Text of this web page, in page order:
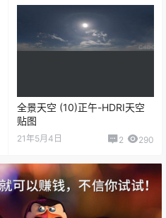
全景天空 (10)正午-HDRI天空
贴图
21年5月4日 2 290